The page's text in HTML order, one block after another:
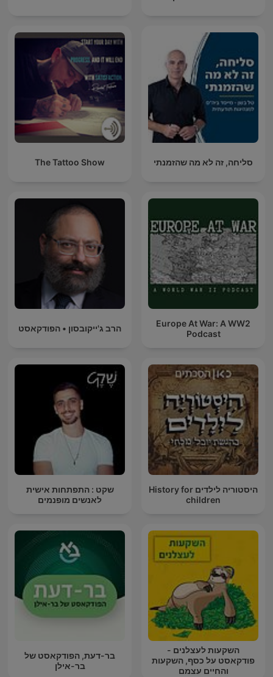
סליחה, זה לא מה שהזמנתי The Tattoo Show
Europe At War: A WW2
Podcast
הרב ג'ייקובסון • הפודקאסט
היסטוריה לילדים History for
children
שקט : התפתחות אישית
לאנשים מופנמים
השקעות לעצלנים -
פודקאסט על כסף, השקעות
והחיים עצמם
בר-דעת, הפודקאסט של
בר-אילן